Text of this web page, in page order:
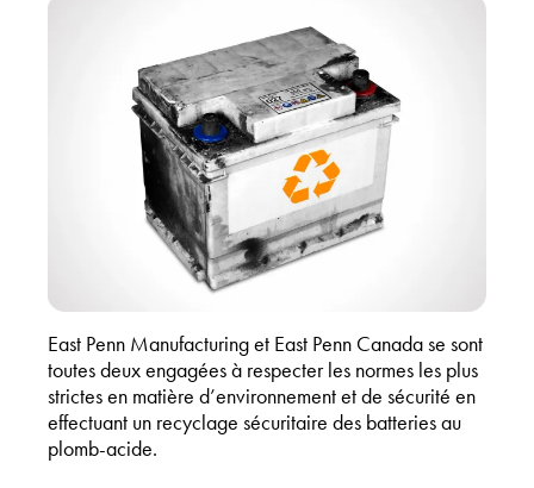
East Penn Manufacturing et East Penn Canada se sont
toutes deux engagées à respecter les normes les plus
strictes en matière d’environnement et de sécurité en
effectuant un recyclage sécuritaire des batteries au
plomb-acide.